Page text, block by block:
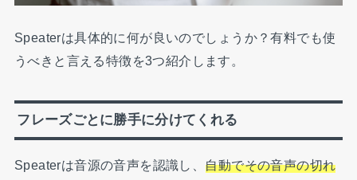
Speaterは具体的に何が良いのでしょうか？有料でも使
うべきと言える特徴を3つ紹介します。
フレーズごとに勝手に分けてくれる
Speaterは音源の音声を認識し、 自動でその音声の切れ